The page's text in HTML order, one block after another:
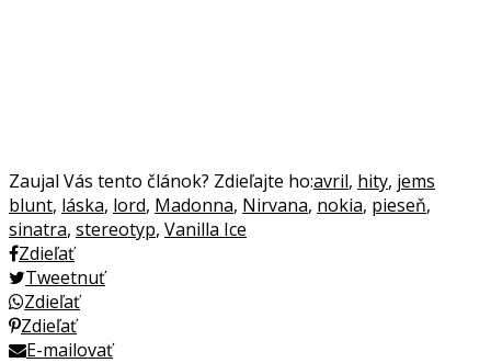
Zaujal Vás tento článok? Zdieľajte ho:avril, hity, jems
blunt, láska, lord, Madonna, Nirvana, nokia, pieseň,
sinatra, stereotyp, Vanilla Ice
Zdieľať
Tweetnuť
Zdieľať
Zdieľať
E-mailovať